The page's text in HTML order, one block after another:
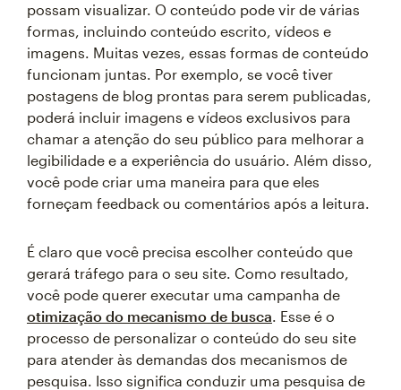
possam visualizar. O conteúdo pode vir de várias
formas, incluindo conteúdo escrito, vídeos e
imagens. Muitas vezes, essas formas de conteúdo
funcionam juntas. Por exemplo, se você tiver
postagens de blog prontas para serem publicadas,
poderá incluir imagens e vídeos exclusivos para
chamar a atenção do seu público para melhorar a
legibilidade e a experiência do usuário. Além disso,
você pode criar uma maneira para que eles
forneçam feedback ou comentários após a leitura.
É claro que você precisa escolher conteúdo que
gerará tráfego para o seu site. Como resultado,
você pode querer executar uma campanha de
otimização do mecanismo de busca. Esse é o
processo de personalizar o conteúdo do seu site
para atender às demandas dos mecanismos de
pesquisa. Isso significa conduzir uma pesquisa de